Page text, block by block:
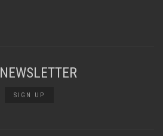
NEWSLETTER
SIGN UP